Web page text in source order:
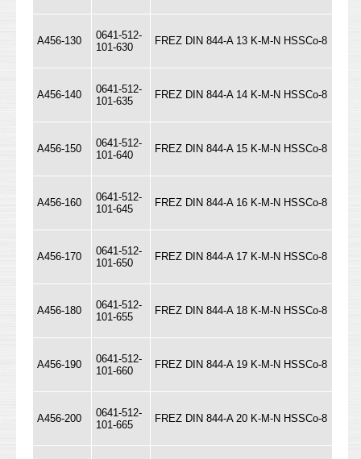
A456-130
0641-512-
101-630
FREZ DIN 844-A 13 K-M-N HSSCo-8
A456-140
0641-512-
101-635
FREZ DIN 844-A 14 K-M-N HSSCo-8
A456-150
0641-512-
101-640
FREZ DIN 844-A 15 K-M-N HSSCo-8
A456-160
0641-512-
101-645
FREZ DIN 844-A 16 K-M-N HSSCo-8
A456-170
0641-512-
101-650
FREZ DIN 844-A 17 K-M-N HSSCo-8
A456-180
0641-512-
101-655
FREZ DIN 844-A 18 K-M-N HSSCo-8
A456-190
0641-512-
101-660
FREZ DIN 844-A 19 K-M-N HSSCo-8
A456-200
0641-512-
101-665
FREZ DIN 844-A 20 K-M-N HSSCo-8